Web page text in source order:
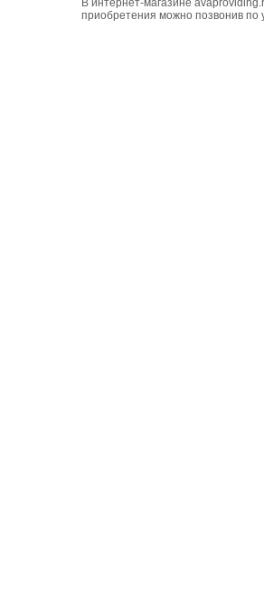
приобретения можно позвонив по